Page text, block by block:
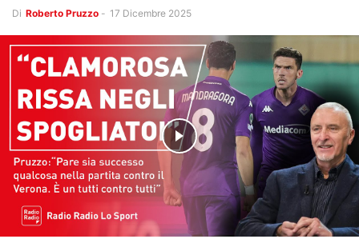
Di Roberto Pruzzo - 17 Dicembre 2025